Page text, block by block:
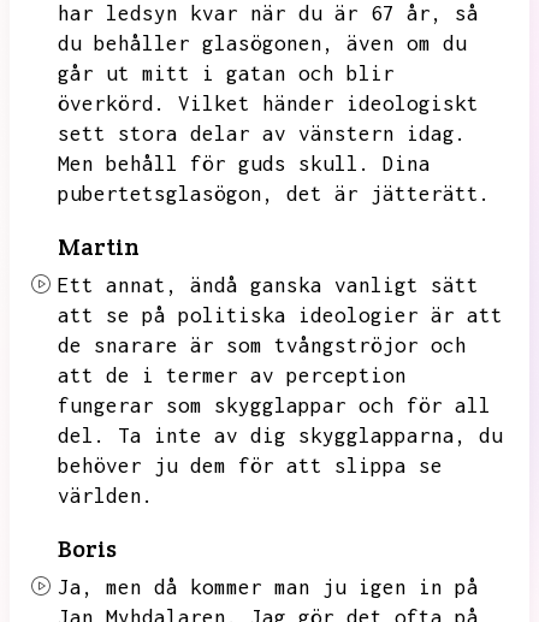
har ledsyn kvar när du är 67 år,
så
du behåller glasögonen,
även om du
går ut mitt i gatan och blir
överkörd.
Vilket händer ideologiskt
sett stora delar av vänstern idag.
Men behåll för guds skull.
Dina
pubertetsglasögon,
det är jätterätt.
Martin
Ett annat,
ändå ganska vanligt sätt
att se på politiska ideologier är att
de snarare är som tvångströjor och
att de i termer av perception
fungerar som skygglappar och för all
del.
Ta inte av dig skygglapparna,
du
behöver ju dem för att slippa se
världen.
Boris
Ja,
men då kommer man ju igen in på
Jan Myhdalaren.
Jag gör det ofta på